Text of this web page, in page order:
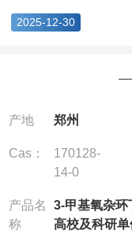
2025-12-30
产地 郑州
Cas：
170128-
14-0
产品名
称
3-甲基氧杂
高校及科研